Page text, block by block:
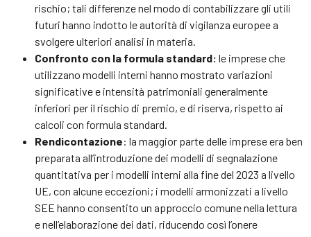
rischio; tali differenze nel modo di contabilizzare gli utili
futuri hanno indotto le autorità di vigilanza europee a
svolgere ulteriori analisi in materia.
Confronto con la formula standard: le imprese che
utilizzano modelli interni hanno mostrato variazioni
significative e intensità patrimoniali generalmente
inferiori per il rischio di premio, e di riserva, rispetto ai
calcoli con formula standard.
Rendicontazione: la maggior parte delle imprese era ben
preparata all’introduzione dei modelli di segnalazione
quantitativa per i modelli interni alla fine del 2023 a livello
UE, con alcune eccezioni; i modelli armonizzati a livello
SEE hanno consentito un approccio comune nella lettura
e nell’elaborazione dei dati, riducendo così l’onere